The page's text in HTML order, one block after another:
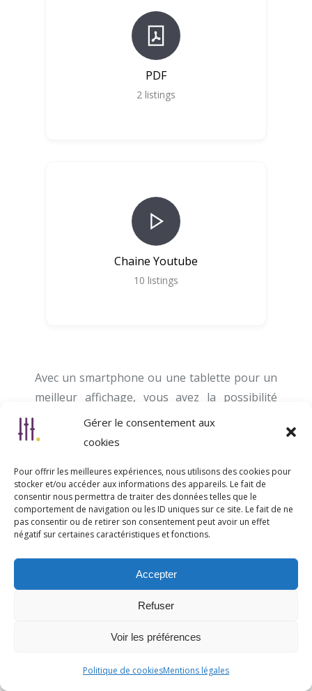
Gérer le consentement aux
cookies
Pour offrir les meilleures expériences, nous utilisons des cookies pour
stocker et/ou accéder aux informations des appareils. Le fait de
consentir nous permettra de traiter des données telles que le
comportement de navigation ou les ID uniques sur ce site. Le fait de ne
pas consentir ou de retirer son consentement peut avoir un effet
négatif sur certaines caractéristiques et fonctions.
Accepter
Refuser
Voir les préférences
Politique de cookiesMentions légales
PDF
2 listings
Chaine Youtube
10 listings
Avec un smartphone ou une tablette pour un
meilleur affichage, vous avez la possibilité
d’afficher sous forme de :
Carte